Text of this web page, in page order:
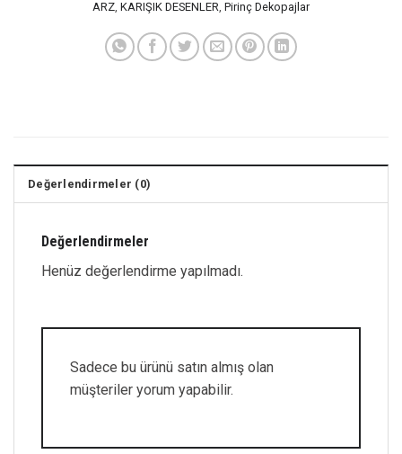
ARZ KARIŞIK DESENLER Pirinç Dekopajlar
Değerlendirmeler (0)
Değerlendirmeler
Henüz değerlendirme yapılmadı.
Sadece bu ürünü satın almış olan
müşteriler yorum yapabilir.